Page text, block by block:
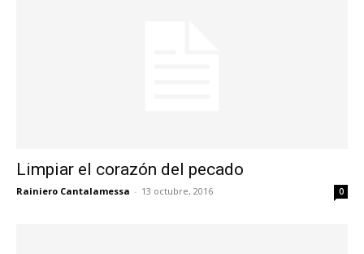
Limpiar el corazón del pecado
Rainiero Cantalamessa - 13 octubre, 2016 0